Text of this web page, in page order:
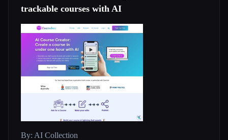
trackable courses with AI
By: AI Collection